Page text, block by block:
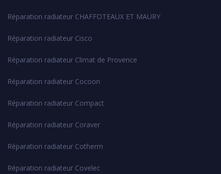
Réparation radiateur CHAFFOTEAUX ET MAURY
Réparation radiateur Cisco
Réparation radiateur Climat de Provence
Réparation radiateur Cocoon
Réparation radiateur Compact
Réparation radiateur Coraver
Réparation radiateur Cotherm
Réparation radiateur Covelec